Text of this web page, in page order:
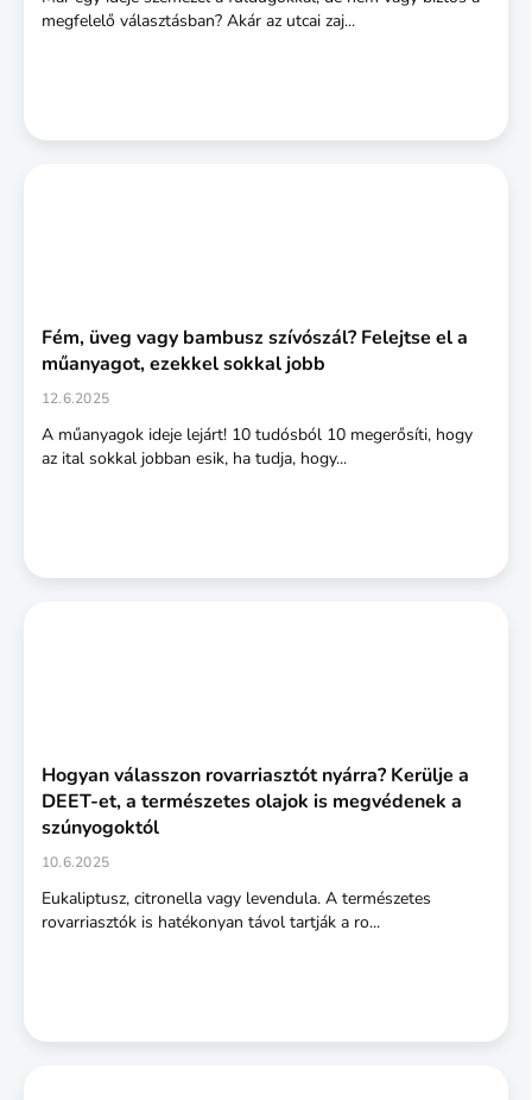
megfelelő választásban? Akár az utcai zaj...
Fém, üveg vagy bambusz szívószál? Felejtse el a
műanyagot, ezekkel sokkal jobb
12.6.2025
A műanyagok ideje lejárt! 10 tudósból 10 megerősíti, hogy
az ital sokkal jobban esik, ha tudja, hogy...
Hogyan válasszon rovarriasztót nyárra? Kerülje a
DEET-et, a természetes olajok is megvédenek a
szúnyogoktól
10.6.2025
Eukaliptusz, citronella vagy levendula. A természetes
rovarriasztók is hatékonyan távol tartják a ro...